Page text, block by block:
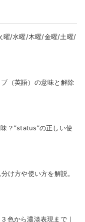
曜/水曜/木曜/金曜/土曜/
（英語）の意味と解除
？”status”の正しい使
け方や使い方を解説。
色から濃淡表現まで｜